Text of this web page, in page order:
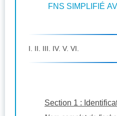
FNS SIMPLIFIÉ
I. II. III. IV. V. VI.
Section 1 :